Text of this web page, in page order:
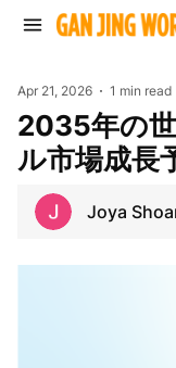
Apr 21, 2026 1 min read
2035年の世界エッセンシャルオイ
ル市場成長
Joya